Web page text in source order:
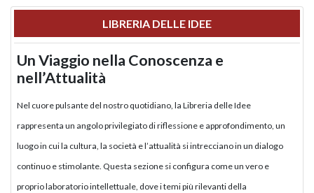
LIBRERIA DELLE IDEE
Un Viaggio nella Conoscenza e
nell’Attualità
Nel cuore pulsante del nostro quotidiano, la Libreria delle Idee
rappresenta un angolo privilegiato di riflessione e approfondimento, un
luogo in cui la cultura, la società e l’attualità si intrecciano in un dialogo
continuo e stimolante. Questa sezione si configura come un vero e
proprio laboratorio intellettuale, dove i temi più rilevanti della